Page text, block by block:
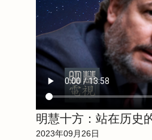
明慧十方：站在历史
2023年09月26日